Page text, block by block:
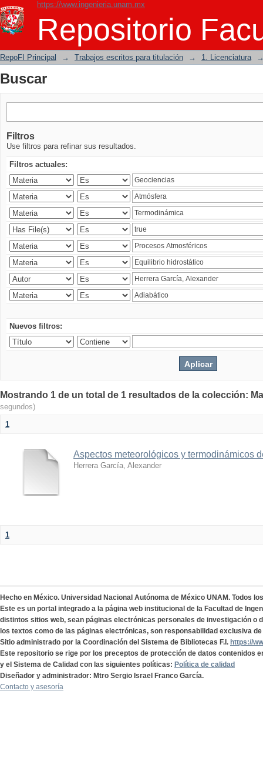
https://www.ingenieria.unam.mx
Repositorio
Buscar
RepoFI Principal → Trabajos escritos para titulación → 1. Licenciatura
Buscar
Filtros
Use filtros para refinar sus resultados.
Filtros actuales:
Nuevos filtros:
Mostrando 1 de un total de 1 resultados de la colección:
segundos)
1
Aspectos meteorológicos y termodinámicos
Herrera García, Alexander
1
Hecho en México. Universidad Nacional Autónoma de México UNAM. Todos
Este es un portal integrado a la página web institucional de la Facultad de
distintos sitios web, sean páginas electrónicas personales de investigación o
los textos como de las páginas electrónicas, son responsabilidad exclusiva
Sitio administrado por la Coordinación del Sistema de Bibliotecas F.I. https://
Este repositorio se rige por los preceptos de protección de datos contenidos
y el Sistema de Calidad con las siguientes políticas: Política de calidad
Diseñador y administrador: Mtro Sergio Israel Franco García.
Contacto y asesoría